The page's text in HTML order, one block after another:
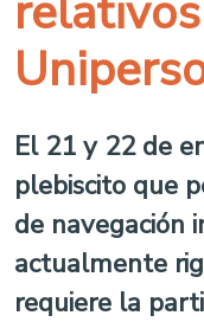
El 21 y 22 de
plebiscito que
de navegación
actualmente
requiere la